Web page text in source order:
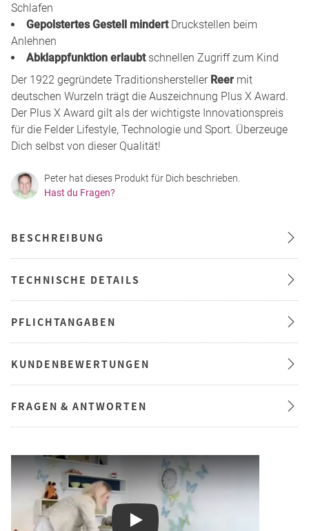
Schlafen
Gepolstertes Gestell mindertDruckstellen beim
Anlehnen
Abklappfunktion erlaubtschnellen Zugriff zum Kind
Der 1922 gegründete Traditionshersteller Reer mit
deutschen Wurzeln trägt die Auszeichnung Plus X Award.
Der Plus X Award gilt als der wichtigste Innovationspreis
für die Felder Lifestyle, Technologie und Sport. Überzeuge
Dich selbst von dieser Qualität!
Peter hat dieses Produkt für Dich beschrieben.
Hast du Fragen?
BESCHREIBUNG
TECHNISCHE DETAILS
PFLICHTANGABEN
KUNDENBEWERTUNGEN
FRAGEN & ANTWORTEN
Play